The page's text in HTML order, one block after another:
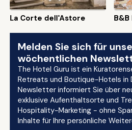
La Corte dell'Astore
Melden Sie sich für
wöchentlichen
The Hotel Guru ist ein
Retreats und Boutique-Hotels in
Newsletter informiert Sie über
exklusive Aufenthaltsorte und
Hospitality-Marketing - ohne
Inhalte für Ihre persönliche